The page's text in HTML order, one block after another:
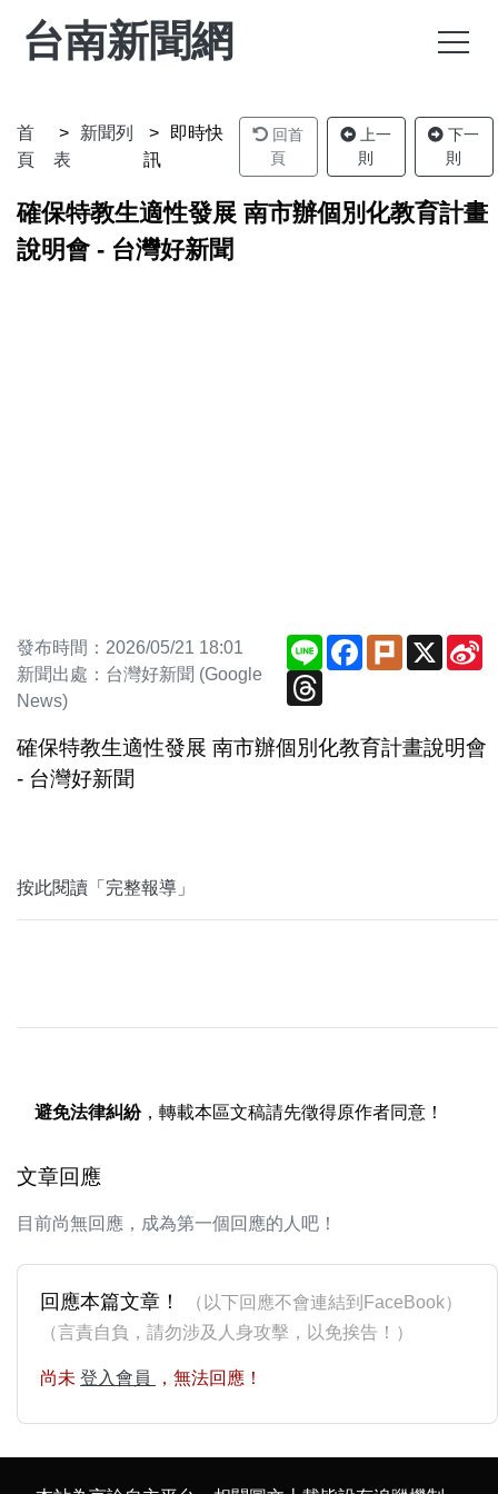
台南新聞網
首
頁
新聞列
表
即時快
訊
回首
頁
上一
則
下一
則
確保特教生適性發展 南市辦個別化教育計畫
說明會 - 台灣好新聞
發布時間：2026/05/21 18:01
新聞出處：台灣好新聞 (Google
News)
Line Facebook
PlurkX
Threads
確保特教生適性發展 南市辦個別化教育計畫說明會
- 台灣好新聞
按此閱讀「完整報導」
避免法律糾紛，轉載本區文稿請先徵得原作者同意！
文章回應
目前尚無回應，成為第一個回應的人吧！
回應本篇文章！
（以下回應不會連結到FaceBook）
（言責自負，請勿涉及人身攻擊，以免挨告！）
尚未 登入會員 ，無法回應！